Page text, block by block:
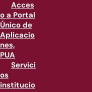
Acces
o a Portal
Único de
Aplicacio
nes,
PUA
Servici
os
institucio